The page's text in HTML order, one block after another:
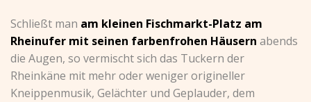
Schließt man am kleinen Fischmarkt-Platz am
Rheinufer mit seinen farbenfrohen Häusern abends
die Augen, so vermischt sich das Tuckern der
Rheinkäne mit mehr oder weniger origineller
Kneippenmusik, Gelächter und Geplauder, dem